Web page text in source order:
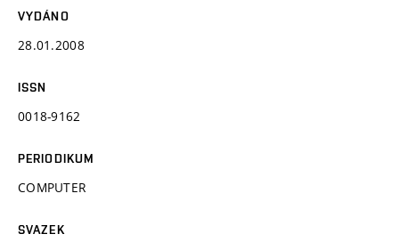
VYDÁNO
28.01.2008
ISSN
0018-9162
PERIODIKUM
COMPUTER
SVAZEK